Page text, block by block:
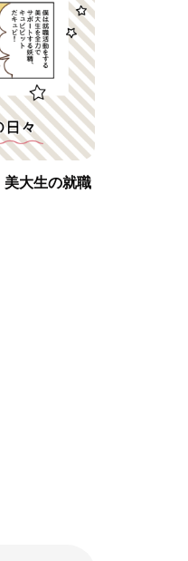
美大生の就職